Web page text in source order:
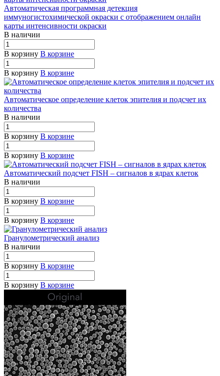
Автоматическая программная детекция
иммуногистохимической окраски с отображением онлайн
карты интенсивности окраски
В наличии
В корзину В корзине
В корзину В корзине
Автоматическое определение клеток эпителия и подсчет их
количества
В наличии
В корзину В корзине
В корзину В корзине
Автоматический подсчет FISH – сигналов в ядрах клеток
В наличии
В корзину В корзине
В корзину В корзине
Гранулометрический анализ
В наличии
В корзину В корзине
В корзину В корзине